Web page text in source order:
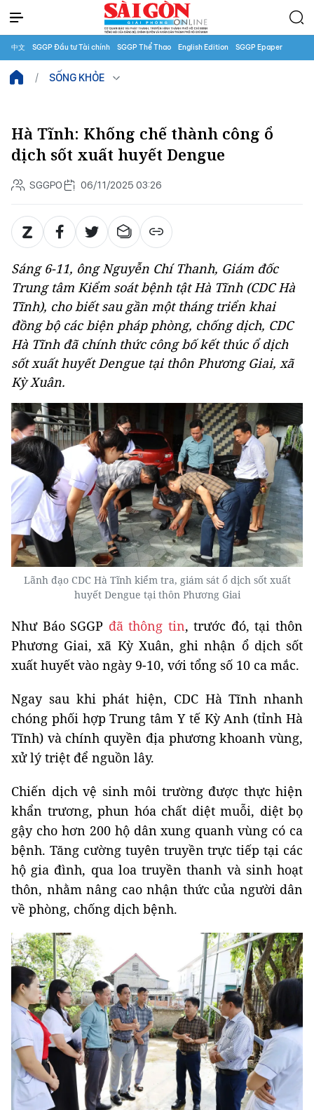
中文 SGGP Đầu tư Tài chính SGGP Thể Thao English Edition SGGP Epaper
SỐNG KHỎE
Hà Tĩnh: Khống chế thành công ổ
dịch sốt xuất huyết Dengue
SGGPO 06/11/2025 03:26
Sáng 6-11, ông Nguyễn Chí Thanh, Giám đốc
Trung tâm Kiểm soát bệnh tật Hà Tĩnh (CDC Hà
Tĩnh), cho biết sau gần một tháng triển khai
đồng bộ các biện pháp phòng, chống dịch, CDC
Hà Tĩnh đã chính thức công bố kết thúc ổ dịch
sốt xuất huyết Dengue tại thôn Phương Giai, xã
Kỳ Xuân.
Lãnh đạo CDC Hà Tĩnh kiểm tra, giám sát ổ dịch sốt xuất
huyết Dengue tại thôn Phương Giai
Như Báo SGGP đã thông tin, trước đó, tại thôn
Phương Giai, xã Kỳ Xuân, ghi nhận ổ dịch sốt
xuất huyết vào ngày 9-10, với tổng số 10 ca mắc.
Ngay sau khi phát hiện, CDC Hà Tĩnh nhanh
chóng phối hợp Trung tâm Y tế Kỳ Anh (tỉnh Hà
Tĩnh) và chính quyền địa phương khoanh vùng,
xử lý triệt để nguồn lây.
Chiến dịch vệ sinh môi trường được thực hiện
khẩn trương, phun hóa chất diệt muỗi, diệt bọ
gậy cho hơn 200 hộ dân xung quanh vùng có ca
bệnh. Tăng cường tuyên truyền trực tiếp tại các
hộ gia đình, qua loa truyền thanh và sinh hoạt
thôn, nhằm nâng cao nhận thức của người dân
về phòng, chống dịch bệnh.